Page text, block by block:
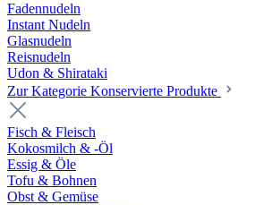
Fadennudeln
Instant Nudeln
Glasnudeln
Reisnudeln
Udon & Shirataki
Zur Kategorie Konservierte Produkte
Fisch & Fleisch
Kokosmilch & -Öl
Essig & Öle
Tofu & Bohnen
Obst & Gemüse